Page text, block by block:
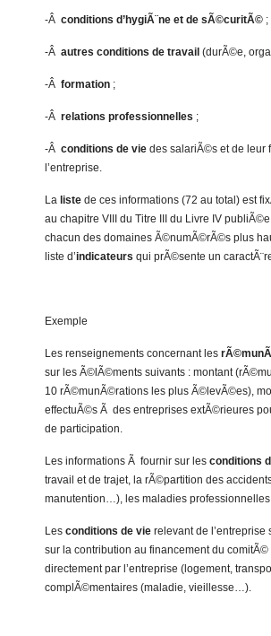
-Â conditions d’hygiÃ¨ne et de sÃ©curitÃ© ;
-Â autres conditions de travail (durÃ©e,
-Â formation ;
-Â relations professionnelles ;
-Â conditions de vie des salariÃ©s et de leur
l’entreprise.
La liste de ces informations (72 au total) est
au chapitre VIII du Titre III du Livre IV
chacun des domaines Ã©numÃ©rÃ©s plus
liste d’indicateurs qui prÃ©sente un
Exemple
Les renseignements concernant les
sur les Ã©lÃ©ments suivants : montant
10 rÃ©munÃ©rations les plus Ã©levÃ©es),
effectuÃ©s Ã des entreprises extÃ©rieures
de participation.
Les informations Ã fournir sur les conditions
travail et de trajet, la rÃ©partition des
manutention…), les maladies
Les conditions de vie relevant de
sur la contribution au financement du
directement par l’entreprise (logement,
complÃ©mentaires (maladie, vieillesse…).